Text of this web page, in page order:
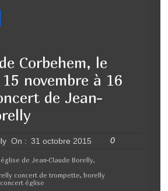
ta
g
er
Corbehem, le
novembre à 16
de Jean-
On : 31 octobre 2015 0
église de Jean-Claude Borelly,
concert de trompette,borelly
concert église